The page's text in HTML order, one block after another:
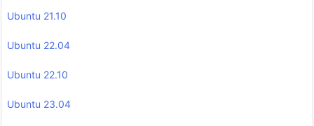
Ubuntu 21.10
Ubuntu 22.04
Ubuntu 22.10
Ubuntu 23.04